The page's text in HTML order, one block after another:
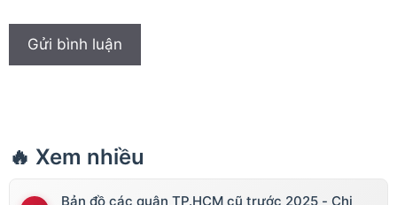
🔥 Xem nhiều
Bản đồ các quận TP.HCM cũ trước 2025 - Chi